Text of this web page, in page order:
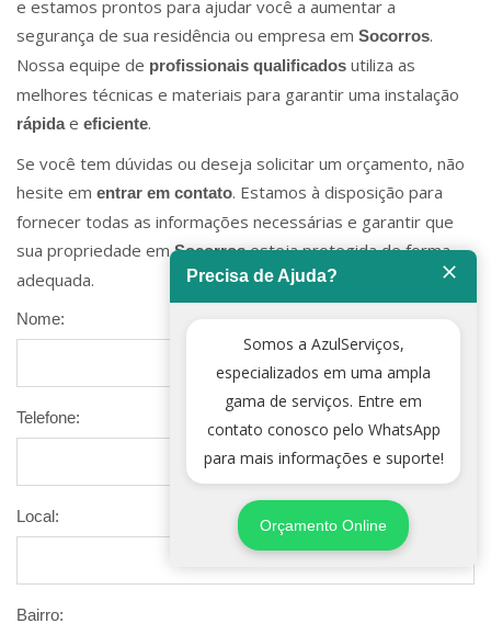
e estamos prontos para ajudar você a aumentar a
segurança de sua residência ou empresa em Socorros.
Nossa equipe de profissionais qualificados utiliza as
melhores técnicas e materiais para garantir uma instalação
rápidae eficiente.
Se você tem dúvidas ou deseja solicitar um orçamento, não
hesite em entrar em contato. Estamos à disposição para
fornecer todas as informações necessárias e garantir que
sua propriedade emSocorrosesteja protegida de forma
adequada.
Nome:
Telefone:
Local:
Bairro:
Precisa de Ajuda?
Somos a AzulServiços,
especializados em uma ampla
gama de serviços. Entre em
contato conosco pelo WhatsApp
para mais informações e suporte!
Orçamento Online